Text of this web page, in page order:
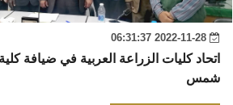
اتحاد كليات الزراعة العربية في ضيافة
شمس